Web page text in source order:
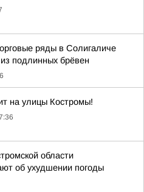
ряды в Солигаличе
подлинных брёвен
на улицы Костромы!
области
об ухудшении погоды